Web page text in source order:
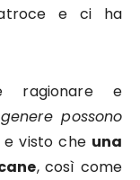
e ci ha
ragionare e
possono
visto che una
, così come